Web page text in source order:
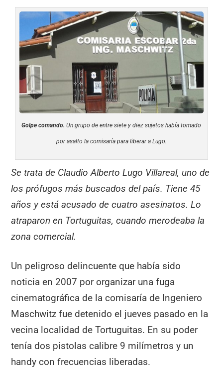
Golpe comando. Un grupo de entre siete y diez sujetos había tomado
por asalto la comisaría para liberar a Lugo.
Se trata de Claudio Alberto Lugo Villareal, uno de
los prófugos más buscados del país. Tiene 45
años y está acusado de cuatro asesinatos. Lo
atraparon en Tortuguitas, cuando merodeaba la
zona comercial.
Un peligroso delincuente que había sido
noticia en 2007 por organizar una fuga
cinematográfica de la comisaría de Ingeniero
Maschwitz fue detenido el jueves pasado en la
vecina localidad de Tortuguitas. En su poder
tenía dos pistolas calibre 9 milímetros y un
handy con frecuencias liberadas.